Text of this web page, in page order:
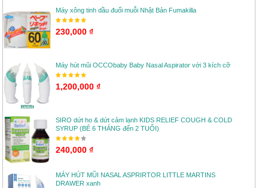
Máy xông tinh dầu đuổi muỗi Nhật Bản Fumakilla
230,000 ₫
Máy hút mũi OCCObaby Baby Nasal Aspirator với 3 kích cỡ
1,200,000 ₫
SIRO dứt ho & dứt cảm lạnh KIDS RELIEF COUGH & COLD
SYRUP (BÉ 6 THÁNG đến 2 TUỔI)
240,000 ₫
MÁY HÚT MŨI NASAL ASPRIRTOR LITTLE MARTINS
DRAWER xanh